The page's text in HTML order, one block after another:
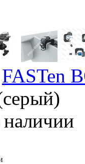
FASTen
наличии